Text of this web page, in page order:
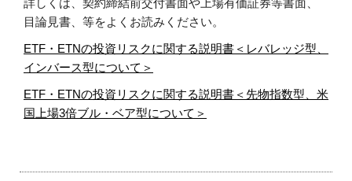
詳しくは、契約締結前交付書面や上場有価証券等書面、
目論見書、等をよくお読みください。
ETF・ETNの投資リスクに関する説明書＜レバレッジ型、
インバース型について＞
ETF・ETNの投資リスクに関する説明書＜先物指数型、米
国上場3倍ブル・ベア型について＞